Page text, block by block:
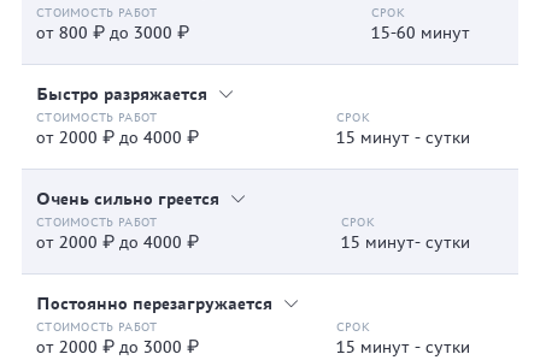
от 800 ₽ до 3000 ₽ 15-60 минут
Быстро разряжается
от 2000 ₽ до 4000 ₽ 15 минут - сутки
Очень сильно греется
от 2000 ₽ до 4000 ₽ 15 минут- сутки
Постоянно перезагружается
от 2000 ₽ до 3000 ₽ 15 минут - сутки